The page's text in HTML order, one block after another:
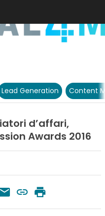
Lead Generation Content
d’affari,
Awards 2016